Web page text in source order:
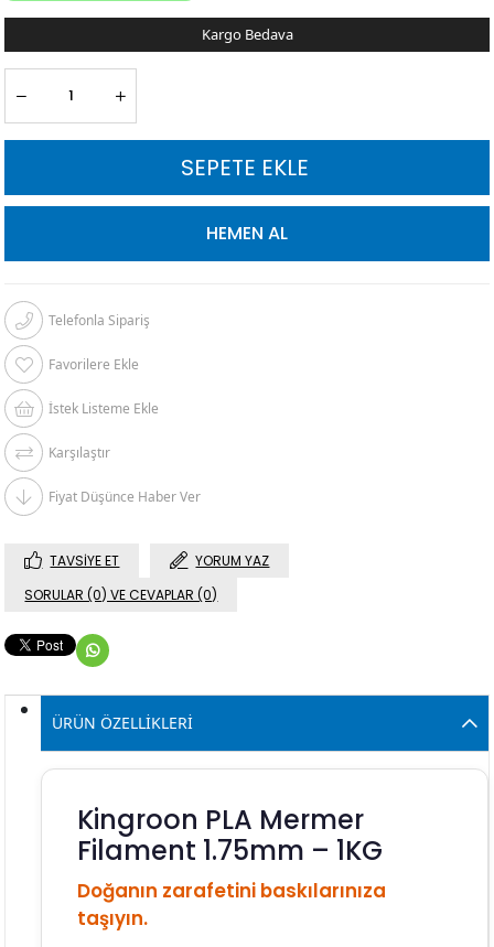
Kargo Bedava
Telefonla Sipariş
Favorilere Ekle
İstek Listeme Ekle
Karşılaştır
Fiyat Düşünce Haber Ver
TAVSIYE ET
YORUM YAZ
SORULAR (0) VE CEVAPLAR (0)
ÜRÜN ÖZELLIKLERI
Kingroon PLA Mermer
Filament 1.75mm – 1KG
Doğanın zarafetini baskılarınıza
taşıyın.